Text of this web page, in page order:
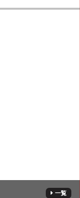
一覧